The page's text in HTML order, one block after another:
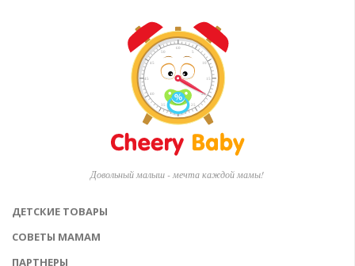
Довольный малыш - мечта каждой мамы!
ДЕТСКИЕ ТОВАРЫ
СОВЕТЫ МАМАМ
ПАРТНЕРЫ